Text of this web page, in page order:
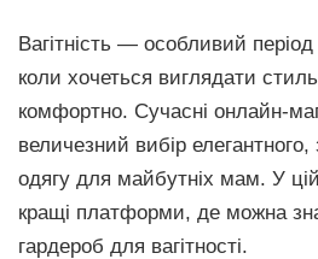
Вагітність — особливий період
коли хочеться виглядати
комфортно. Сучасні онлайн-
величезний вибір
одягу для майбутніх мам. У
кращі платформи, де можна
гардероб для вагітності.